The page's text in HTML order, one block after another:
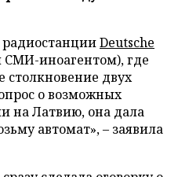
Deutsche
СМИ-иноагентом), где
столкновение двух
о возможных
на Латвию, она дала
автомат», – заявила